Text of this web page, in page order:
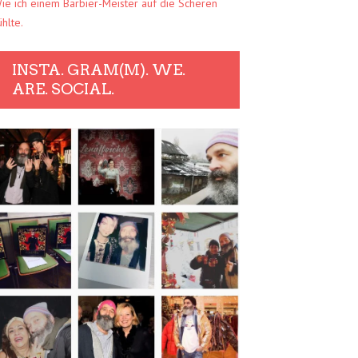
ich einem Barbier-Meister auf die Scheren
INSTA. GRAM(M). WE.
ARE. SOCIAL.